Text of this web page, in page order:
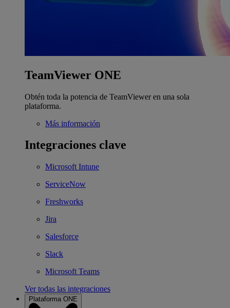
TeamViewer ONE
Obtén toda la potencia de TeamViewer en una sola
plataforma.
Más información
Integraciones clave
Microsoft Intune
ServiceNow
Freshworks
Jira
Salesforce
Slack
Microsoft Teams
Ver todas las integraciones
Plataforma ONE